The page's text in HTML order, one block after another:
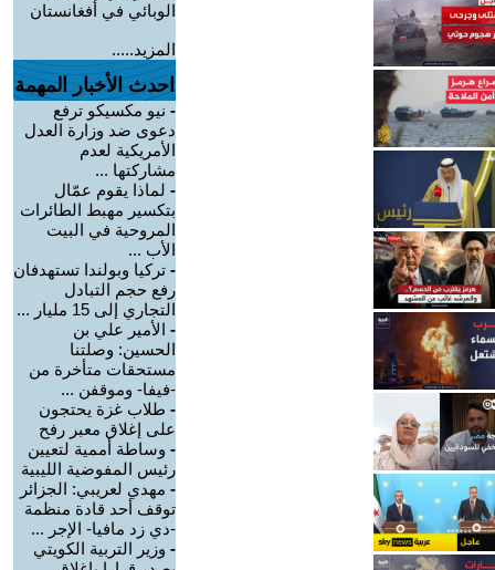
الوبائي في أفغانستان
المزيد.....
احدث الأخبار المهمة
- نيو مكسيكو ترفع
دعوى ضد وزارة العدل
الأمريكية لعدم
مشاركتها ...
- لماذا يقوم عمّال
بتكسير مهبط الطائرات
المروحية في البيت
الأب ...
- تركيا وبولندا تستهدفان
رفع حجم التبادل
التجاري إلى 15 مليار ...
- الأمير علي بن
الحسين: وصلتنا
مستحقات متأخرة من
-فيفا- وموقفن ...
- طلاب غزة يحتجون
على إغلاق معبر رفح
- وساطة أممية لتعيين
رئيس المفوضية الليبية
- مهدي لعريبي: الجزائر
توقف أحد قادة منظمة
-دي زد مافيا- الإجر ...
- وزير التربية الكويتي